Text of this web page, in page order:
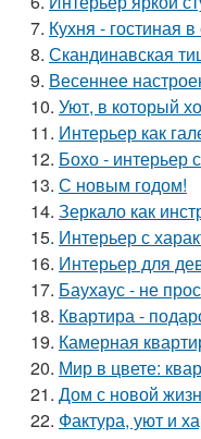
7. Кухня - гостиная
8. Скандинавская
9. Весеннее
10. Уют, в который
11. Интерьер как
12. Бохо - интерьер
13. С новым годом!
14. Зеркало как
15. Интерьер с
16. Интерьер для
17. Баухаус - не
18. Квартира -
19. Камерная
20. Мир в цвете:
21. Дом с новой
22. Фактура, уют и